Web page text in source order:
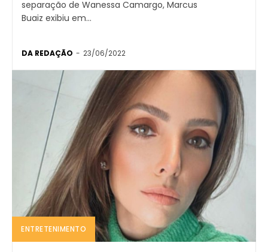
separação de Wanessa Camargo, Marcus
Buaiz exibiu em...
DA REDAÇÃO - 23/06/2022
ENTRETENIMENTO